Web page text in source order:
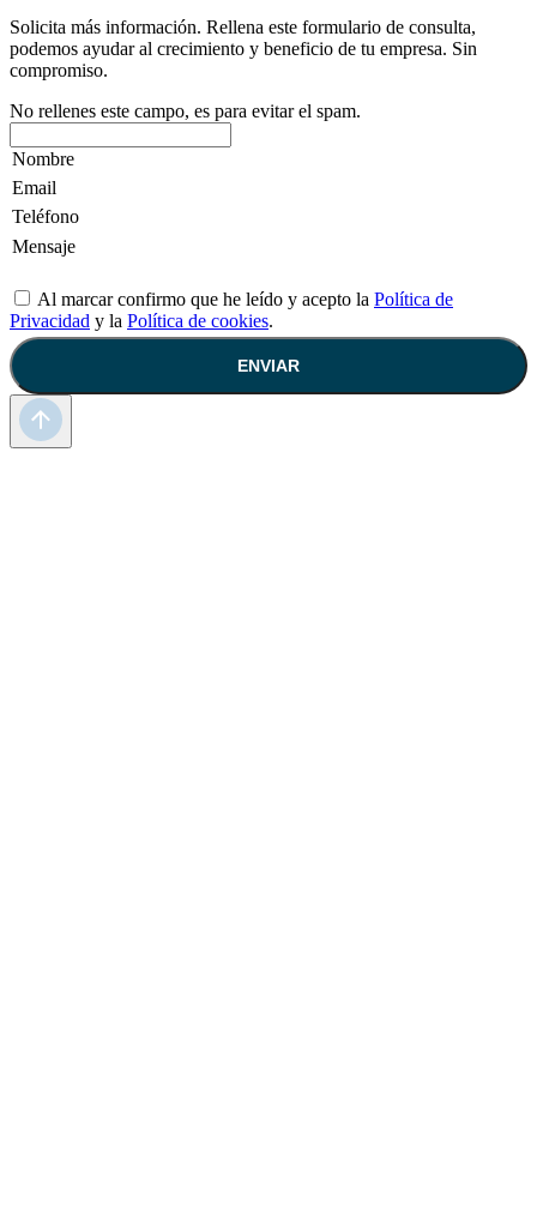
Solicita más información. Rellena este formulario de consulta,
podemos ayudar al crecimiento y beneficio de tu empresa. Sin
compromiso.
No rellenes este campo, es para evitar el spam.
Al marcar confirmo que he leído y acepto la Política de
Privacidad y la Política de cookies.
ENVIAR